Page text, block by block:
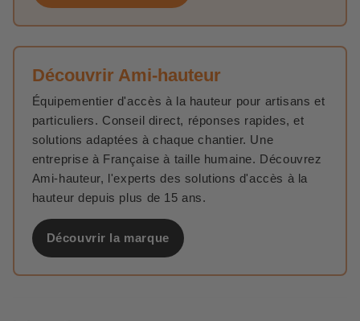
Découvrir Ami-hauteur
Équipementier d'accès à la hauteur pour artisans et
particuliers. Conseil direct, réponses rapides, et
solutions adaptées à chaque chantier. Une
entreprise à Française à taille humaine. Découvrez
Ami-hauteur, l'experts des solutions d'accès à la
hauteur depuis plus de 15 ans.
Découvrir la marque